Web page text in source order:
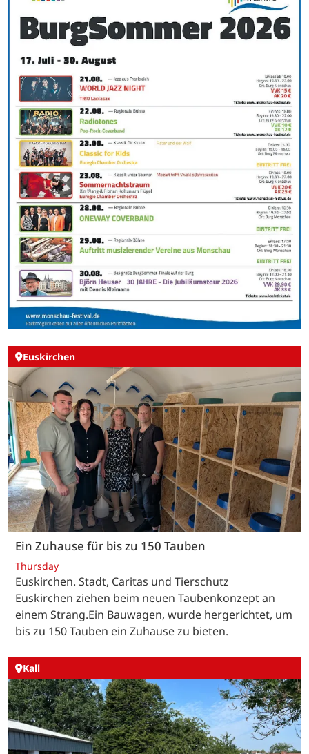
Euskirchen
Ein Zuhause für bis zu 150 Tauben
Thursday
Euskirchen. Stadt, Caritas und Tierschutz
Euskirchen ziehen beim neuen Taubenkonzept an
einem Strang.Ein Bauwagen, wurde hergerichtet, um
bis zu 150 Tauben ein Zuhause zu bieten.
Kall